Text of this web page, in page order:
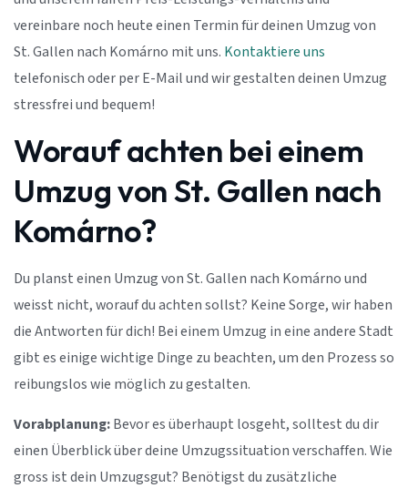
vereinbare noch heute einen Termin für deinen Umzug von
St. Gallen nach Komárno mit uns. Kontaktiere uns
telefonisch oder per E-Mail und wir gestalten deinen Umzug
stressfrei und bequem!
Worauf achten bei einem
Umzug von St. Gallen nach
Komárno?
Du planst einen Umzug von St. Gallen nach Komárno und
weisst nicht, worauf du achten sollst? Keine Sorge, wir haben
die Antworten für dich! Bei einem Umzug in eine andere Stadt
gibt es einige wichtige Dinge zu beachten, um den Prozess so
reibungslos wie möglich zu gestalten.
Vorabplanung:Bevor es überhaupt losgeht, solltest du dir
einen Überblick über deine Umzugssituation verschaffen. Wie
gross ist dein Umzugsgut? Benötigst du zusätzliche